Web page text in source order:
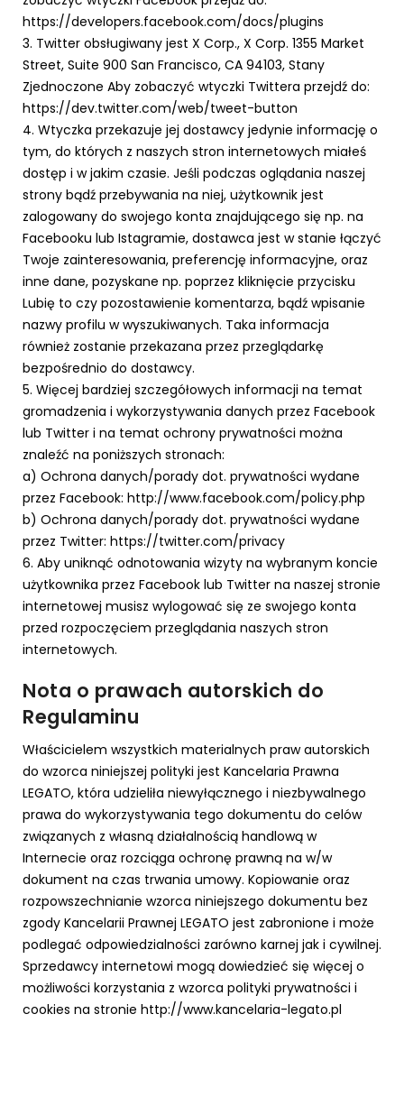
https://developers.facebook.com/docs/plugins
3. Twitter obsługiwany jest X Corp., X Corp. 1355 Market
Street, Suite 900 San Francisco, CA 94103, Stany
Zjednoczone Aby zobaczyć wtyczki Twittera przejdź do:
https://dev.twitter.com/web/tweet-button
4. Wtyczka przekazuje jej dostawcy jedynie informację o
tym, do których z naszych stron internetowych miałeś
dostęp i w jakim czasie. Jeśli podczas oglądania naszej
strony bądź przebywania na niej, użytkownik jest
zalogowany do swojego konta znajdującego się np. na
Facebooku lub Istagramie, dostawca jest w stanie łączyć
Twoje zainteresowania, preferencję informacyjne, oraz
inne dane, pozyskane np. poprzez kliknięcie przycisku
Lubię to czy pozostawienie komentarza, bądź wpisanie
nazwy profilu w wyszukiwanych. Taka informacja
również zostanie przekazana przez przeglądarkę
bezpośrednio do dostawcy.
5. Więcej bardziej szczegółowych informacji na temat
gromadzenia i wykorzystywania danych przez Facebook
lub Twitter i na temat ochrony prywatności można
znaleźć na poniższych stronach:
a) Ochrona danych/porady dot. prywatności wydane
przez Facebook: http://www.facebook.com/policy.php
b) Ochrona danych/porady dot. prywatności wydane
przez Twitter: https://twitter.com/privacy
6. Aby uniknąć odnotowania wizyty na wybranym koncie
użytkownika przez Facebook lub Twitter na naszej stronie
internetowej musisz wylogować się ze swojego konta
przed rozpoczęciem przeglądania naszych stron
internetowych.
Nota o prawach autorskich do
Regulaminu
Właścicielem wszystkich materialnych praw autorskich
do wzorca niniejszej polityki jest Kancelaria Prawna
LEGATO, która udzieliła niewyłącznego i niezbywalnego
prawa do wykorzystywania tego dokumentu do celów
związanych z własną działalnością handlową w
Internecie oraz rozciąga ochronę prawną na w/w
dokument na czas trwania umowy. Kopiowanie oraz
rozpowszechnianie wzorca niniejszego dokumentu bez
zgody Kancelarii Prawnej LEGATO jest zabronione i może
podlegać odpowiedzialności zarówno karnej jak i cywilnej.
Sprzedawcy internetowi mogą dowiedzieć się więcej o
możliwości korzystania z wzorca polityki prywatności i
cookies na stronie http://www.kancelaria-legato.pl